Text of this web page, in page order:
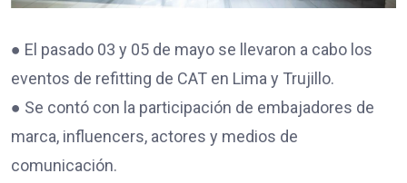
● El pasado 03 y 05 de mayo se llevaron a cabo los
eventos de refitting de CAT en Lima y Trujillo.
● Se contó con la participación de embajadores de
marca, influencers, actores y medios de
comunicación.